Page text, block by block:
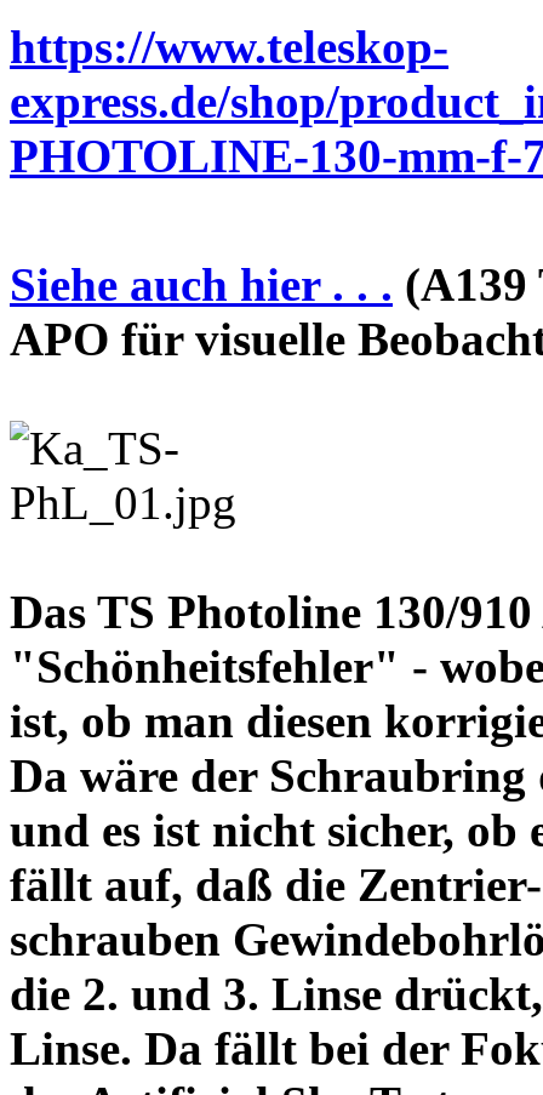
https://www.teleskop-
express.de/shop/
PHOTOLINE-130-mm-f-
Siehe auch hier . . . (A139
APO für visuelle
Das TS Photoline 130/
"Schönheitsfehler" -
ist, ob man diesen
Da wäre der
und es ist nicht sicher,
fällt auf, daß die Zentrier-
schrauben
die 2. und 3. Linse
Linse. Da fällt bei der